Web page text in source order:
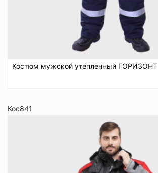
Костюм мужской утепленный ГОРИЗОНТ
Кос841